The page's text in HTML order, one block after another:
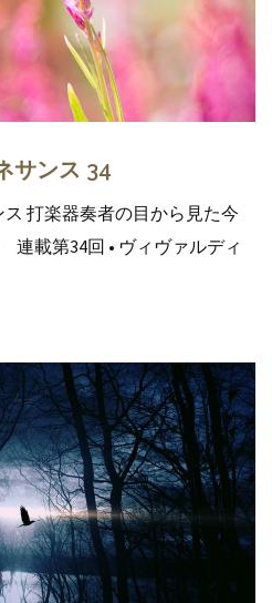
サンス 34
打楽器奏者の目から見た今
載第34回 • ヴィヴァルディ